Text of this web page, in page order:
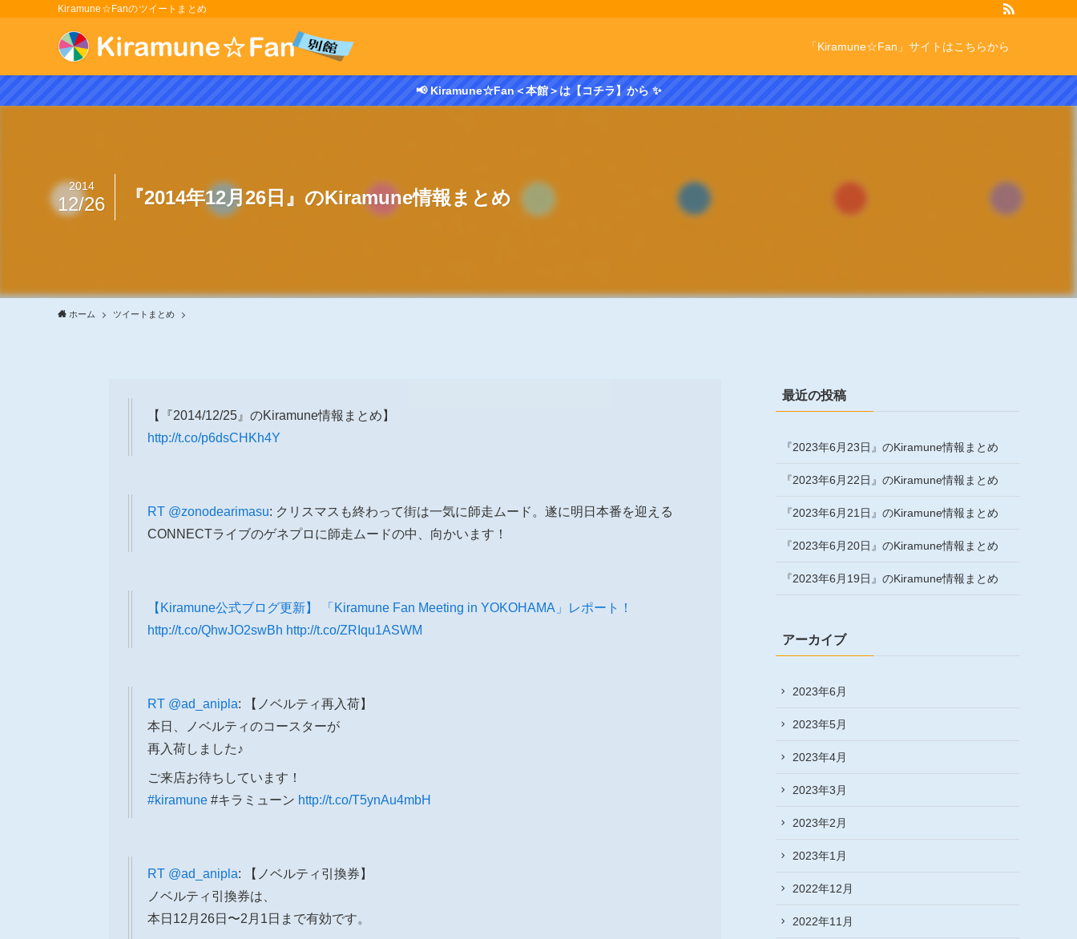
Kiramune☆Fanのツイートまとめ
「Kiramune☆Fan」サイトはこちらから
📢 Kiramune☆Fan＜本館＞は【コチラ】から ✨
『2014年12月26日』のKiramune情報まとめ
2014
12/26
ホーム ツイートまとめ
【『2014/12/25』のKiramune情報まとめ】
http://t.co/p6dsCHKh4Y
RT @zonodearimasu: クリスマスも終わって街は一気に師走ムード。遂に明日本番を迎える
CONNECTライブのゲネプロに師走ムードの中、向かいます！
【Kiramune公式ブログ更新】 「Kiramune Fan Meeting in YOKOHAMA」レポート！
http://t.co/QhwJO2swBh http://t.co/ZRIqu1ASWM
RT @ad_anipla: 【ノベルティ再入荷】
本日、ノベルティのコースターが
再入荷しました♪
ご来店お待ちしています！
#kiramune #キラミューン http://t.co/T5ynAu4mbH
RT @ad_anipla: 【ノベルティ引換券】
ノベルティ引換券は、
本日12月26日〜2月1日まで有効です。
最近の投稿
『2023年6月23日』のKiramune情報まとめ
『2023年6月22日』のKiramune情報まとめ
『2023年6月21日』のKiramune情報まとめ
『2023年6月20日』のKiramune情報まとめ
『2023年6月19日』のKiramune情報まとめ
アーカイブ
2023年6月
2023年5月
2023年4月
2023年3月
2023年2月
2023年1月
2022年12月
2022年11月